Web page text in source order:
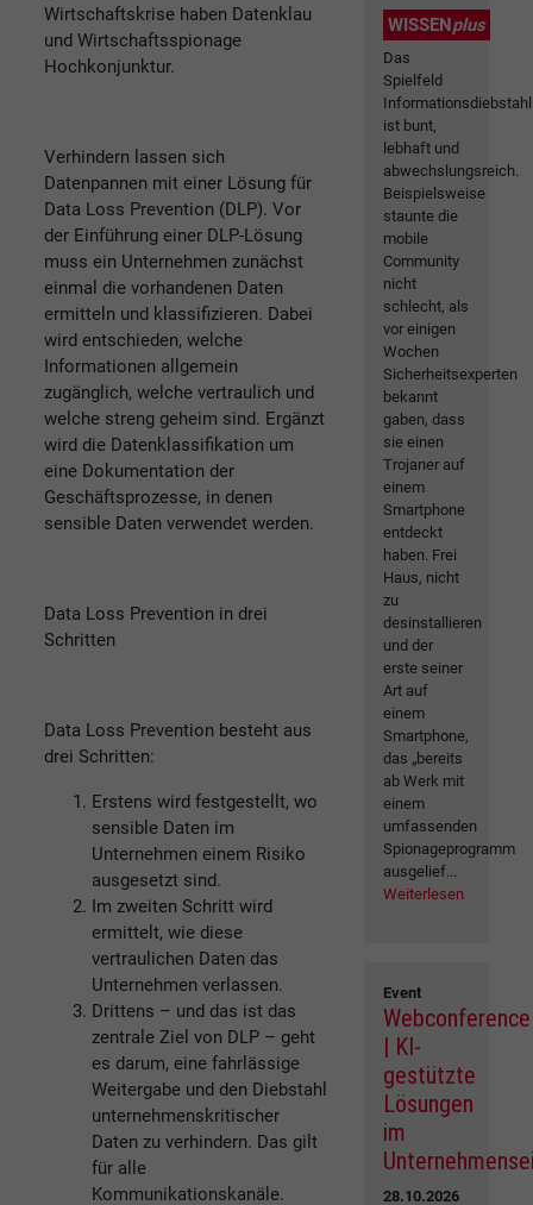
Wirtschaftskrise haben Datenklau
und Wirtschaftsspionage
Hochkonjunktur.
Verhindern lassen sich
Datenpannen mit einer Lösung für
Data Loss Prevention (DLP). Vor
der Einführung einer DLP-Lösung
muss ein Unternehmen zunächst
einmal die vorhandenen Daten
ermitteln und klassifizieren. Dabei
wird entschieden, welche
Informationen allgemein
zugänglich, welche vertraulich und
welche streng geheim sind. Ergänzt
wird die Datenklassifikation um
eine Dokumentation der
Geschäftsprozesse, in denen
sensible Daten verwendet werden.
Data Loss Prevention in drei
Schritten
Data Loss Prevention besteht aus
drei Schritten:
Erstens wird festgestellt, wo
sensible Daten im
Unternehmen einem Risiko
ausgesetzt sind.
Im zweiten Schritt wird
ermittelt, wie diese
vertraulichen Daten das
Unternehmen verlassen.
Drittens – und das ist das
zentrale Ziel von DLP – geht
es darum, eine fahrlässige
Weitergabe und den Diebstahl
unternehmenskritischer
Daten zu verhindern. Das gilt
für alle
Kommunikationskanäle.
WISSENplus
Das
Spielfeld
Informationsdiebstahl
ist bunt,
lebhaft und
abwechslungsreich.
Beispielsweise
staunte die
mobile
Community
nicht
schlecht, als
vor einigen
Wochen
Sicherheitsexperten
bekannt
gaben, dass
sie einen
Trojaner auf
einem
Smartphone
entdeckt
haben. Frei
Haus, nicht
zu
desinstallieren
und der
erste seiner
Art auf
einem
Smartphone,
das „bereits
ab Werk mit
einem
umfassenden
Spionageprogramm
ausgelief...
Weiterlesen
Event
Webconference
| KI-
gestützte
Lösungen
im
28.10.2026